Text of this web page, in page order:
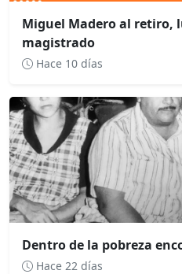
Miguel Madero al retiro,
magistrado
Hace 10 días
Dentro de la pobreza
Hace 22 días